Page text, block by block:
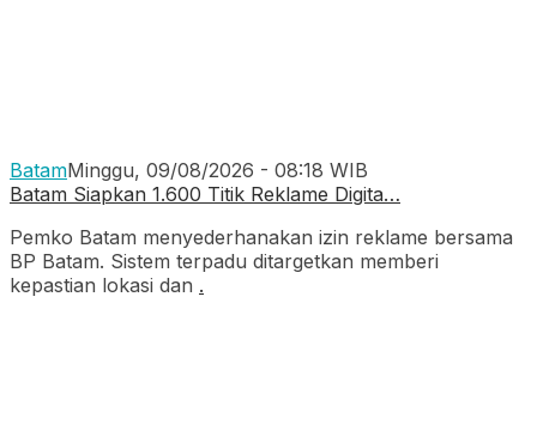
BatamMinggu, 09/08/2026 - 08:18 WIB
Batam Siapkan 1.600 Titik Reklame Digita…
Pemko Batam menyederhanakan izin reklame bersama
BP Batam. Sistem terpadu ditargetkan memberi
kepastian lokasi dan .